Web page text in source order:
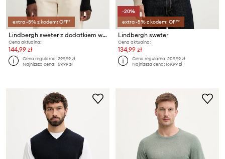
extra -5% z kodem: OFF*
Lindbergh sweter z dodatkiem wełny
Cena aktualna:
144,99 zł
Cena regularna:299,99 zł
Najniższa cena:159,99 zł
-20%
extra -5% z kodem: OFF*
Lindbergh sweter
Cena aktualna:
134,99 zł
Cena regularna:209,99 zł
Najniższa cena:169,99 zł